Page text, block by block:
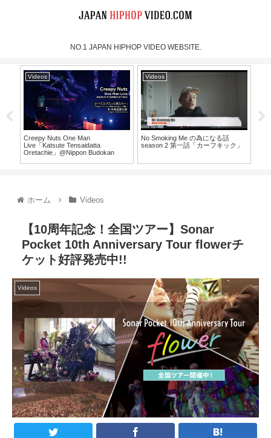
NO.1 JAPAN HIPHOP VIDEO WEBSITE.
Videos
Creepy Nuts One Man
Live「Katsute Tensaidatta
Oretachie」@Nippon Budokan
Videos
No Smoking Me の為になる話
season 2 第一話「カーフキック」
ホーム Videos
【10周年記念！全国ツアー】Sonar
Pocket 10th Anniversary Tour flowerチ
ケット好評発売中!!
Videos